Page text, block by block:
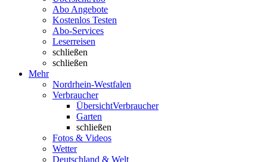
Abo Angebote
Kostenlos Testen
Abo-Services
Leserreisen
schließen
schließen
Mehr
Nordrhein-Westfalen
Verbraucher
ÜbersichtVerbraucher
Garten
schließen
Fotos & Videos
Wetter
Deutschland & Welt